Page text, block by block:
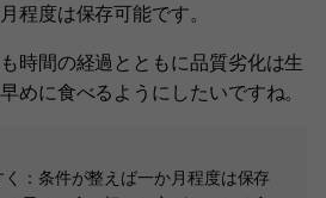
程度は保存可能です。
時間の経過とともに品質劣化は生
めに食べるようにしたいですね。
：条件が整えば一か月程度は保存